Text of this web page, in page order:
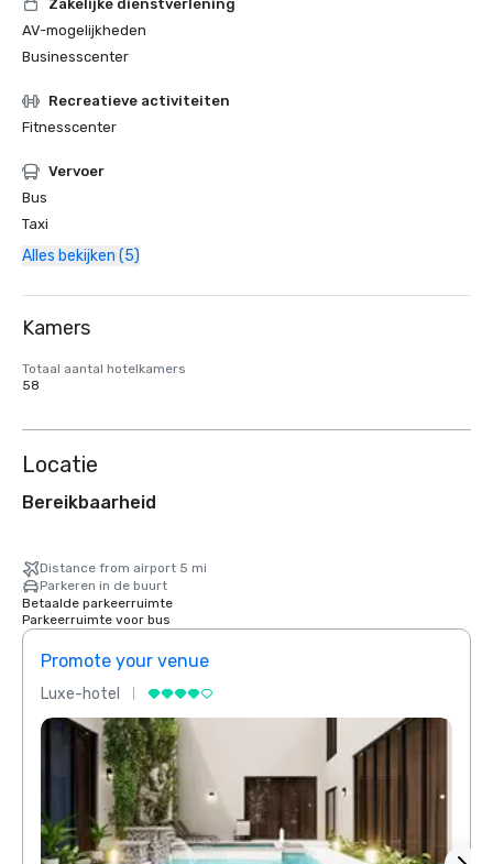
Zakelijke dienstverlening
AV-mogelijkheden
Businesscenter
Recreatieve activiteiten
Fitnesscenter
Vervoer
Bus
Taxi
Alles bekijken (5)
Kamers
Totaal aantal hotelkamers
58
Locatie
Bereikbaarheid
Distance from airport 5 mi
Parkeren in de buurt
Betaalde parkeerruimte
Parkeerruimte voor bus
Promote your venue
Luxe-hotel